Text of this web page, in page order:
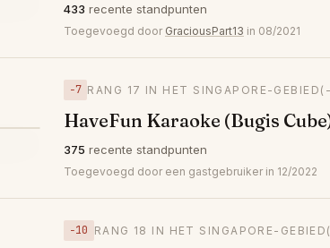
433 recente standpunten
Toegevoegd door GraciousPart13 in 08/2021
−7 RANG 17 IN HET SINGAPORE-GEBIED
HaveFun Karaoke (Bugis
375 recente standpunten
Toegevoegd door een gastgebruiker in 12/2022
−10 RANG 18 IN HET SINGAPORE-GEBIED